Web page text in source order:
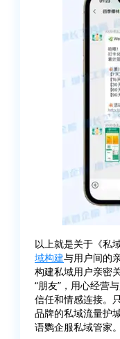
以上就是关于《私
域构建与用户间的
构建私域用户亲密
“朋友”，用心经营
信任和情感连接。
品牌的私域流量护
语鹦企服私域管家。